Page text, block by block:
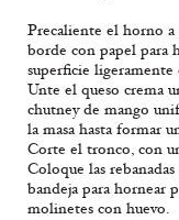
Precaliente el horno a
borde con papel para
superficie ligeramente
Unte el queso crema
chutney de mango
la masa hasta formar
Corte el tronco, con
Coloque las
bandeja para hornear
molinetes con huevo.